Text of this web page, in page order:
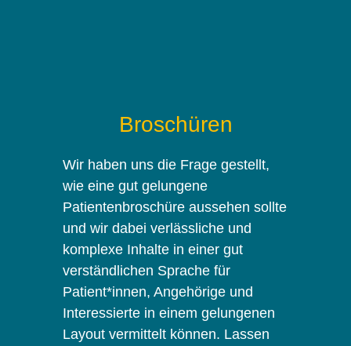
Broschüren
Wir haben uns die Frage gestellt,
wie eine gut gelungene
Patientenbroschüre aussehen sollte
und wir dabei verlässliche und
komplexe Inhalte in einer gut
verständlichen Sprache für
Patient*innen, Angehörige und
Interessierte in einem gelungenen
Layout vermittelt können. Lassen